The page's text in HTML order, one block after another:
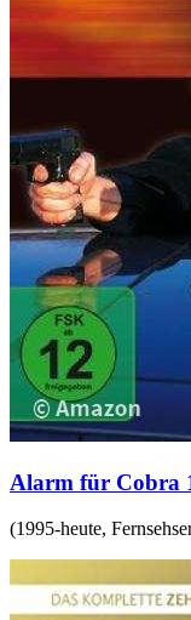
Alarm für Cobra
(1995-heute,